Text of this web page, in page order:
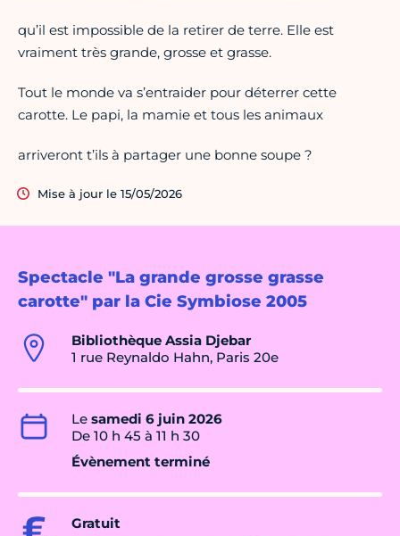
Spectacle "La grande grosse grasse
carotte" par la Cie Symbiose 2005
Bibliothèque Assia Djebar
1 rue Reynaldo Hahn, Paris 20e
Le samedi 6 juin 2026
De 10 h 45 à 11 h 30
Évènement terminé
Gratuit
qu’il est impossible de la retirer de terre. Elle est
vraiment très grande, grosse et grasse.
Tout le monde va s’entraider pour déterrer cette
carotte. Le papi, la mamie et tous les animaux
arriveront t’ils à partager une bonne soupe ?
Mise à jour le 15/05/2026